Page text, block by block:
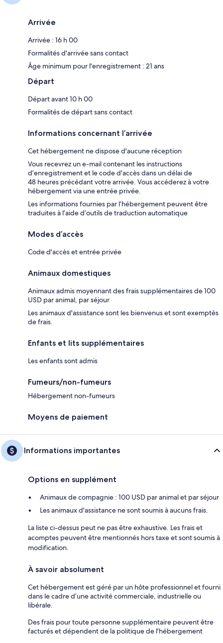
Arrivée
Arrivée : 16 h 00
Formalités d'arrivée sans contact
Âge minimum pour l'enregistrement : 21 ans
Départ
Départ avant 10 h 00
Formalités de départ sans contact
Informations concernant l’arrivée
Cet hébergement ne dispose d'aucune réception
Vous recevrez un e-mail contenant les instructions
d’enregistrement et le code d'accès dans un délai de
48 heures précédant votre arrivée. Vous accéderez à votre
hébergement via une entrée privée.
Les informations fournies par l’hébergement peuvent être
traduites à l’aide d’outils de traduction automatique
Modes d’accès
Code d'accès et entrée privée
Animaux domestiques
Animaux admis moyennant des frais supplémentaires de 100
USD par animal, par séjour
Les animaux d'assistance sont les bienvenus et sont exemptés
de frais.
Enfants et lits supplémentaires
Les enfants sont admis
Fumeurs/non-fumeurs
Hébergement non-fumeurs
Moyens de paiement
Informations importantes
Options en supplément
Animaux de compagnie : 100 USD par animal et par séjour
Les animaux d'assistance ne sont soumis à aucuns frais.
La liste ci-dessus peut ne pas être exhaustive. Les frais et
acomptes peuvent être mentionnés hors taxe et sont soumis à
modification.
À savoir absolument
Cet hébergement est géré par un hôte professionnel et fourni
dans le cadre d’une activité commerciale, industrielle ou
libérale.
Des frais pour toute personne supplémentaire peuvent être
facturés et dépendent de la politique de l'hébergement